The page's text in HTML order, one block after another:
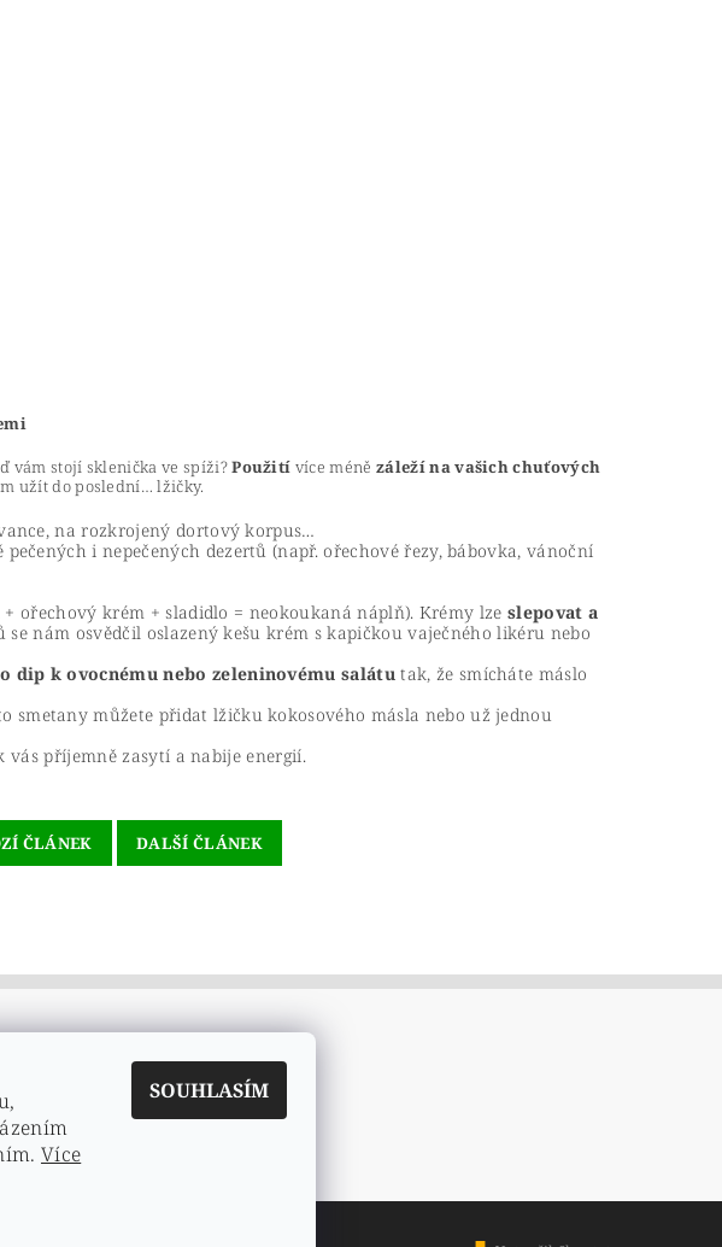
vám stojí sklenička ve spíži?Použití více méně záleží na vašich chuťových
užít do poslední… lžičky.
na rozkrojený dortový korpus…
i nepečených dezertů (např. ořechové řezy, bábovka, vánoční
ořechový krém + sladidlo = neokoukaná náplň). Krémy lzeslepovat a
nám osvědčil oslazený kešu krém s kapičkou vaječného likéru nebo
dip kovocnému nebo zeleninovému salátutak, že smícháte máslo
smetany můžete přidat lžičku kokosového másla nebo už jednou
vás příjemně zasytí a nabije energií.
ČLÁNEK DALŠÍ ČLÁNEK
Více
SOUHLASÍM